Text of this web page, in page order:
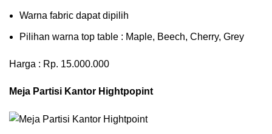
Warna fabric dapat dipilih
Pilihan warna top table : Maple, Beech, Cherry, Grey
Harga : Rp. 15.000.000
Meja Partisi Kantor Hightpopint